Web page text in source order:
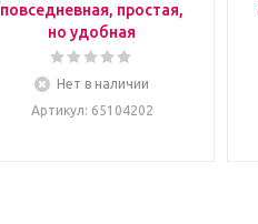
повседневная, простая,
но удобная
Нет в наличии
Артикул: 65104202